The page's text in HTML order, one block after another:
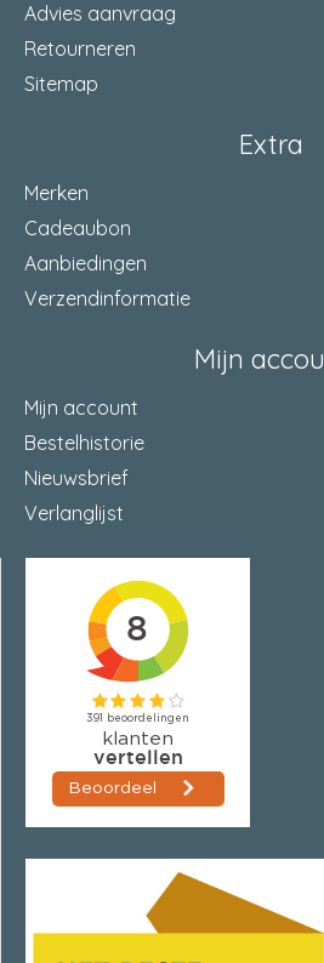
Advies aanvraag
Retourneren
Sitemap
Extra
Merken
Cadeaubon
Aanbiedingen
Verzendinformatie
Mijn
Mijn account
Bestelhistorie
Nieuwsbrief
Verlanglijst